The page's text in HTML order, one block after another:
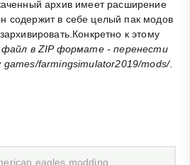
архив имеет расширение
содержит в себе целый пак модов
к этому
файл в ZIP формате - перенести
farmingsimulator2019/mods/.
eagles modding